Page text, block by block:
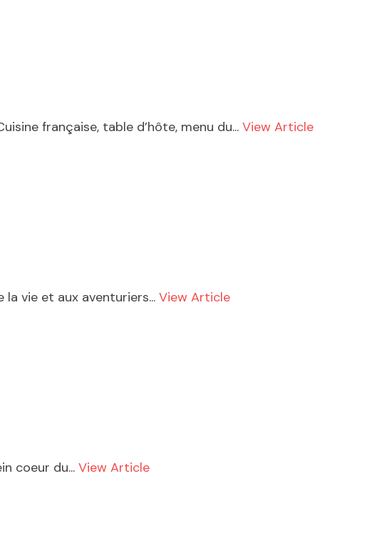
française, table d’hôte, menu du... View Article
vie et aux aventuriers... View Article
coeur du... View Article